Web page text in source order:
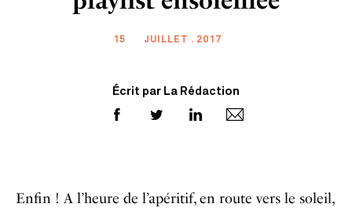
15 JUILLET . 2017
Écrit par La Rédaction
Enfin ! A l’heure de l’apéritif, en route vers le soleil,